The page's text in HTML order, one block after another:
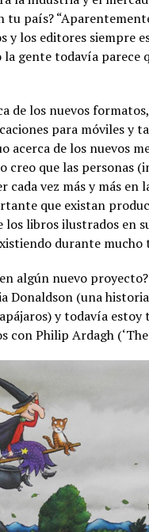
país?
y los editores siempre
la gente todavía parece
de los nuevos
para móviles y
acerca de los nuevos
creo que las personas
cada vez más y más en
que existan
los libros ilustrados en
durante mucho
algún nuevo
Donaldson (una
y todavía estoy
con Philip Ardagh (‘The